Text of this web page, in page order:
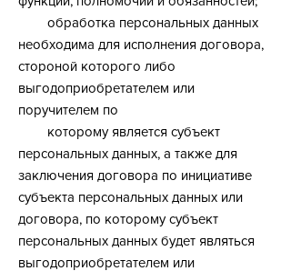
обработка персональных данных
необходима для исполнения договора,
стороной которого либо
выгодоприобретателем или
поручителем по
которому является субъект
персональных данных, а также для
заключения договора по инициативе
субъекта персональных данных или
договора, по которому субъект
персональных данных будет являться
выгодоприобретателем или